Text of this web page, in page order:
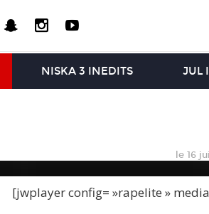
NISKA 3 INEDITS JUL
le 16
[jwplayer config= »rapelite »